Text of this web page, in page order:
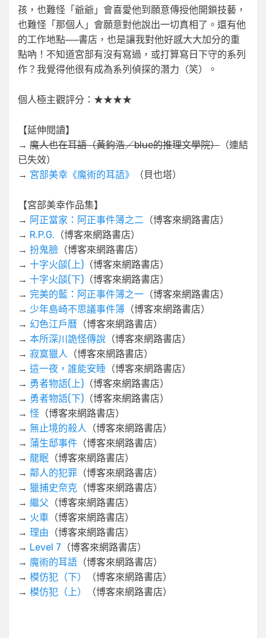
孩，也難怪「爺爺」會喜愛他到願意傳授他開鎖技藝，
也難怪「那個人」會願意對他說出一切真相了。還有他
的工作地點──書店，也是讓我對他好感大大加分的重
點吶！不知道宮部有沒有寫過，或打算寫日下守的系列
作？我覺得他很有成為系列偵探的潛力（笑）。
個人極主觀評分：★★★★
【延伸閱讀】
→ 魔人也在耳語（黃鈞浩／blue的推理文學院） （連結
已失效）
→ 宮部美幸《魔術的耳語》 （貝也塔）
【宮部美幸作品集】
→ 阿正當家：阿正事件簿之二 （博客來網路書店）
→ R.P.G. （博客來網路書店）
→ 扮鬼臉 （博客來網路書店）
→ 十字火燄(上) （博客來網路書店）
→ 十字火燄(下) （博客來網路書店）
→ 完美的藍：阿正事件簿之一 （博客來網路書店）
→ 少年島崎不思議事件簿 （博客來網路書店）
→ 幻色江戶曆 （博客來網路書店）
→ 本所深川詭怪傳說 （博客來網路書店）
→ 寂寞獵人 （博客來網路書店）
→ 這一夜，誰能安睡 （博客來網路書店）
→ 勇者物語(上) （博客來網路書店）
→ 勇者物語(下) （博客來網路書店）
→ 怪 （博客來網路書店）
→ 無止境的殺人 （博客來網路書店）
→ 蒲生邸事件 （博客來網路書店）
→ 龍眠 （博客來網路書店）
→ 鄰人的犯罪 （博客來網路書店）
→ 獵捕史奈克 （博客來網路書店）
→ 繼父 （博客來網路書店）
→ 火車 （博客來網路書店）
→ 理由 （博客來網路書店）
→ Level 7 （博客來網路書店）
→ 魔術的耳語 （博客來網路書店）
→ 模仿犯（下）
（博客來網路書店）
→ 模仿犯（上） （博客來網路書店）